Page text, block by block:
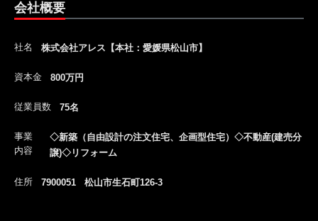
会社概要
社名 株式会社アレス【本社：愛媛県松山市】
資本金 800万円
従業員数 75名
事業
内容
◇新築（自由設計の注文住宅、企画型住宅）◇不動産(建売分
譲)◇リフォーム
住所 7900051 松山市生石町126-3